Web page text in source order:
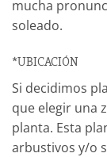
mucha
soleado.
*UBICACIÓN
Si decidimos
que elegir una
planta. Esta
arbustivos y/o